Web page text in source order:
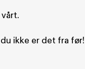
ikke er det fra før!